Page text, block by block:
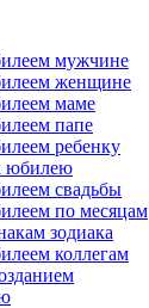
мужчине
женщине
маме
папе
ребенку
юбилею
свадьбы
по месяцам
зодиака
коллегам